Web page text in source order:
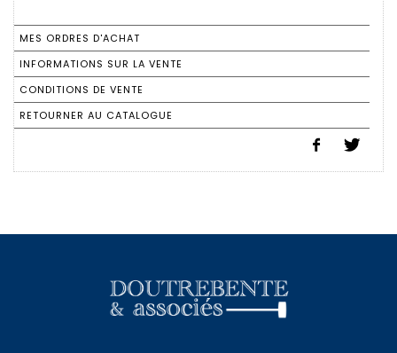
MES ORDRES D'ACHAT
INFORMATIONS SUR LA VENTE
CONDITIONS DE VENTE
RETOURNER AU CATALOGUE